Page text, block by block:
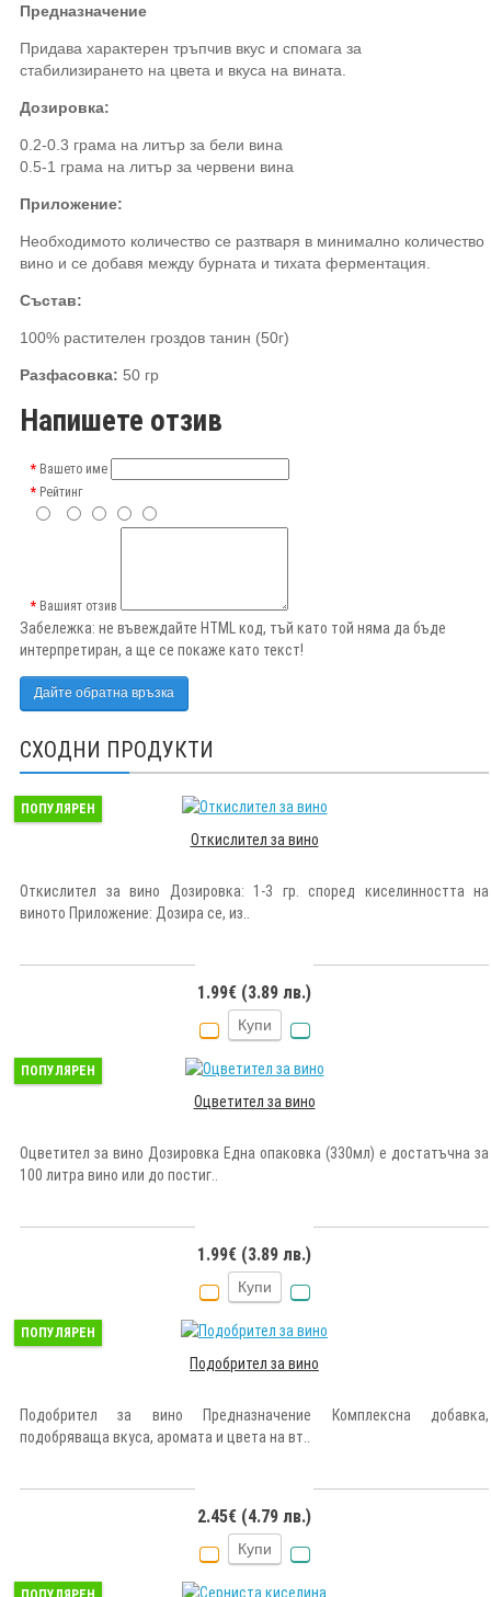
Предназначение
Придава характерен тръпчив вкус и спомага за
стабилизирането на цвета и вкуса на вината.
Дозировка:
0.2-0.3 грама на литър за бели вина
0.5-1 грама на литър за червени вина
Приложение:
Необходимото количество се разтваря в минимално количество
вино и се добавя между бурната и тихата ферментация.
Състав:
100% растителен гроздов танин (50г)
Разфасовка: 50 гр
Напишете отзив
Вашето име
Рейтинг
Вашият отзив
Забележка: не въвеждайте HTML код, тъй като той няма да бъде
интерпретиран, а ще се покаже като текст!
Дайте обратна връзка
СХОДНИ ПРОДУКТИ
ПОПУЛЯРЕН
Откислител за вино
Откислител за вино Дозировка: 1-3 гр. според киселинността на
виното Приложение: Дозира се, из..
1.99€ (3.89 лв.)
Купи
ПОПУЛЯРЕН
Оцветител за вино
Оцветител за вино Дозировка Една опаковка (330мл) е достатъчна за
100 литра вино или до постиг..
1.99€ (3.89 лв.)
Купи
ПОПУЛЯРЕН
Подобрител за вино
Подобрител за вино Предназначение Комплексна добавка,
подобряваща вкуса, аромата и цвета на вт..
2.45€ (4.79 лв.)
Купи